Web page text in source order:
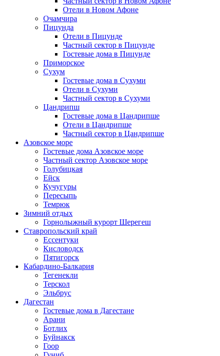
Отели в Новом Афоне
Очамчира
Пицунда
Отели в Пицунде
Частный сектор в Пицунде
Гостевые дома в Пицунде
Приморское
Сухум
Гостевые дома в Сухуми
Отели в Сухуми
Частный сектор в Сухуми
Цандрипш
Гостевые дома в Цандрипше
Отели в Цандрипше
Частный сектор в Цандрипше
Азовское море
Гостевые дома Азовское море
Частный сектор Азовское море
Голубицкая
Ейск
Кучугуры
Пересыпь
Темрюк
Зимний отдых
Горнолыжный курорт Шерегеш
Ставропольский край
Ессентуки
Кисловодск
Пятигорск
Кабардино-Балкария
Тегенекли
Терскол
Эльбрус
Дагестан
Гостевые дома в Дагестане
Арани
Ботлих
Буйнакск
Гоор